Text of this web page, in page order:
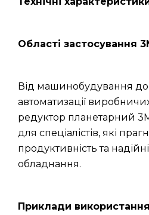
Області застосування
Від машинобудування до
автоматизації
редуктор планетарний
для спеціалістів, які
продуктивність та
обладнання.
Приклади